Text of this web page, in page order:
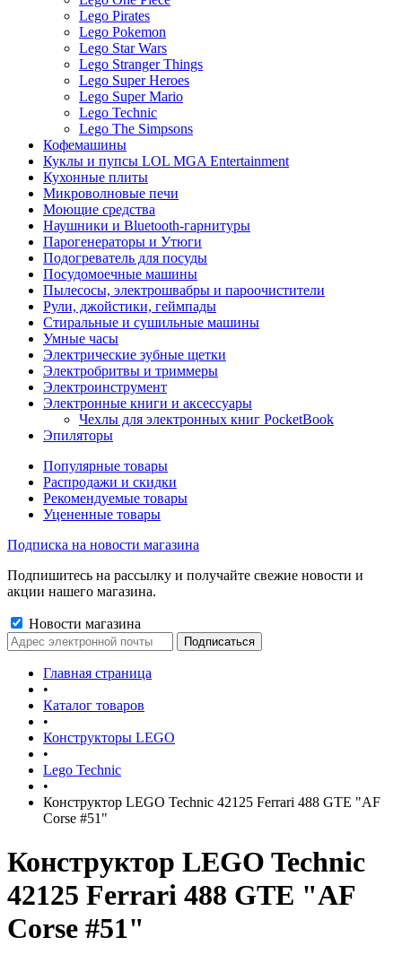
Lego Pirates
Lego Pokemon
Lego Star Wars
Lego Stranger Things
Lego Super Heroes
Lego Super Mario
Lego Technic
Lego The Simpsons
Кофемашины
Куклы и пупсы LOL MGA Entertainment
Кухонные плиты
Микроволновые печи
Моющие средства
Наушники и Bluetooth-гарнитуры
Парогенераторы и Утюги
Подогреватель для посуды
Посудомоечные машины
Пылесосы, электрошвабры и пароочистители
Рули, джойстики, геймпады
Стиральные и сушильные машины
Умные часы
Электрические зубные щетки
Электробритвы и триммеры
Электроинструмент
Электронные книги и аксессуары
Чехлы для электронных книг PocketBook
Эпиляторы
Популярные товары
Распродажи и скидки
Рекомендуемые товары
Уцененные товары
Подписка на новости магазина
Подпишитесь на рассылку и получайте свежие новости и
акции нашего магазина.
Новости магазина
Главная страница
•
Каталог товаров
•
Конструкторы LEGO
•
Lego Technic
•
Конструктор LEGO Technic 42125 Ferrari 488 GTE "AF
Corse #51"
Конструктор LEGO Technic
42125 Ferrari 488 GTE "AF
Corse #51"